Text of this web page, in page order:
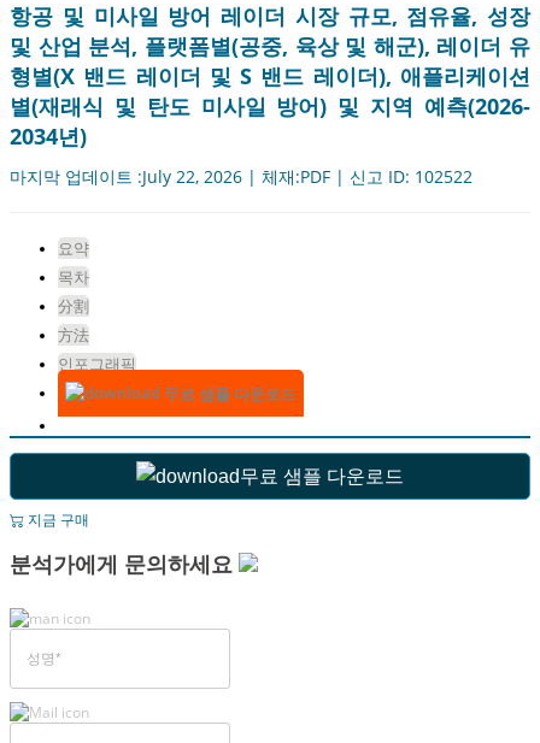
항공 및 미사일 방어 레이더 시장 규모, 점유율, 성장
및 산업 분석, 플랫폼별(공중, 육상 및 해군), 레이더 유
형별(X 밴드 레이더 및 S 밴드 레이더), 애플리케이션
별(재래식 및 탄도 미사일 방어) 및 지역 예측(2026-
2034년)
마지막 업데이트 :July 22, 2026 | 체재:PDF | 신고 ID: 102522
요약
목차
分割
方法
인포그래픽
무료 샘플 다운로드
무료 샘플 다운로드
지금 구매
분석가에게 문의하세요